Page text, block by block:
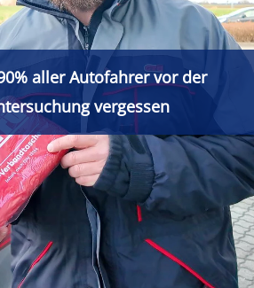
aller Autofahrer vor der
vergessen